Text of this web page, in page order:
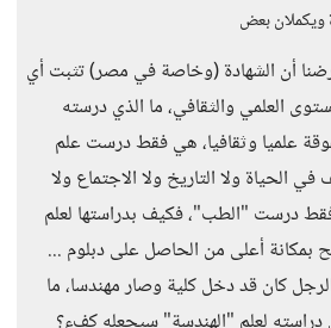
ويكملان بعض
أن الشهادة (وخاصة في مصر) تثبت أي
العلمي والثقافي، ما الذي درسته
علميا وثقافيا، هي فقط درست علم
الحياة ولا التاريخ ولا الاجتماع ولا
درست "الطب"، فكيف بدراستها لعلم
أعلى من الحاصل على دبلوم ...
كان قد دخل كلية وصار مهندسا، ما